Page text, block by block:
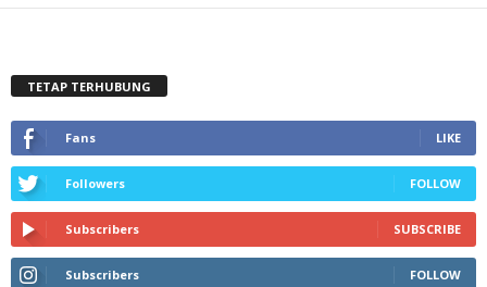
TETAP TERHUBUNG
Fans LIKE
Followers FOLLOW
Subscribers SUBSCRIBE
Subscribers FOLLOW